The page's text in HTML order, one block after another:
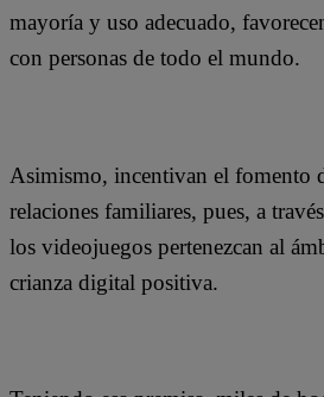
mayoría y uso adecuado,
con personas de todo el mundo.
Asimismo, incentivan el fomento
relaciones familiares, pues, a
los videojuegos pertenezcan al
crianza digital positiva.